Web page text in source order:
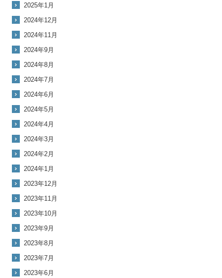
2025年1月
2024年12月
2024年11月
2024年9月
2024年8月
2024年7月
2024年6月
2024年5月
2024年4月
2024年3月
2024年2月
2024年1月
2023年12月
2023年11月
2023年10月
2023年9月
2023年8月
2023年7月
2023年6月